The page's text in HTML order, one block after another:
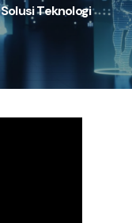
Solusi Teknologi